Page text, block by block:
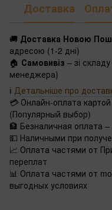
Доставка
🚚 Доставка Новою
адресою (1-2 дні)
🏠 Самовивіз – зі
менеджера)
ℹ️ Детальніше про
💳 Онлайн-оплата
(Популярный выбор)
🏦 Безналичная оплата
💵 Наличными при
📈 Оплата частями от
переплат
📊 Оплата частями от
выгодных условиях